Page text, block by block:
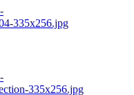
335x256.jpg
335x256.jpg